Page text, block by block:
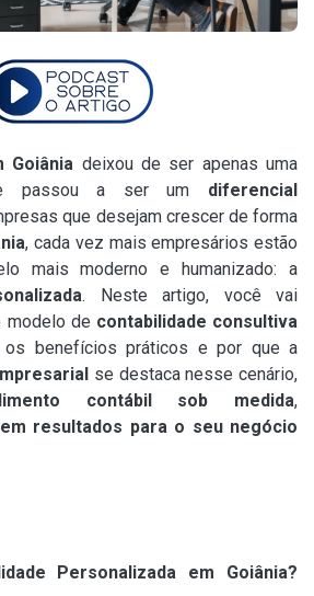
Goiânia deixou de ser apenas uma
e passou a ser um diferencial
que desejam crescer de forma
, cada vez mais empresários estão
mais moderno e humanizado: a
. Neste artigo, você vai
modelo de contabilidade consultiva
os benefícios práticos e por que a
se destaca nesse cenário,
contábil sob medida,
resultados para o seu negócio
Personalizada em Goiânia?